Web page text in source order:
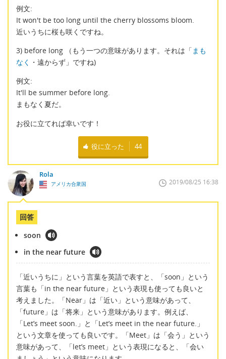
例文:
It won't be too long until the cherry blossoms bloom.
近いうちに桜も咲くですね。
3) before long （もう一つの意味があります。それは「まも
なく ・遠からず」ですね)
例文:
It'll be summer before long.
まもなく夏だ。
お役に立てれば幸いです！
役に立った 44
Rola
アメリカ合衆国 2019/08/25 16:38
回答
soon
in the near future
「近いうちに」という言葉を英語で表すと、「soon」という
言葉も「in the near future」という表現も使っても良いと
考えました。「Near」は「近い」という意味があって、
「future」は「将来」という意味があります。例えば、
「Let’s meet soon.」と「Let’s meet in the near future.」
という文章を使っても良いです。「Meet」は「会う」という
意味があって、「let’s meet」という表現になると、「会い